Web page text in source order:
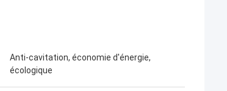
Anti-cavitation, économie d'énergie,
écologique